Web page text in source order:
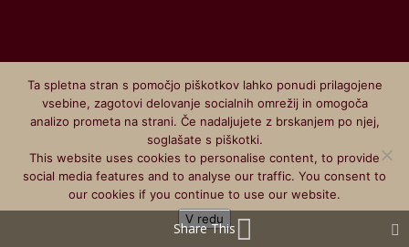
Share This
Ta spletna stran s pomočjo piškotkov lahko ponudi prilagojene
vsebine, zagotovi delovanje socialnih omrežij in omogoča
analizo prometa na strani. Če nadaljujete z brskanjem po njej,
soglašate s piškotki.
This website uses cookies to personalise content, to provide
social media features and to analyse our traffic. You consent to
our cookies if you continue to use our website.
V redu